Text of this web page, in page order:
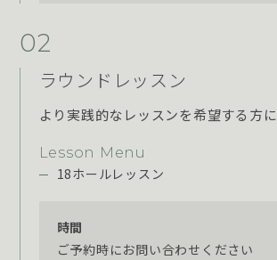
02
ラウンドレッスン
より実践的なレッスンを希望する方に
Lesson Menu
18ホールレッスン
時間
ご予約時にお問い合わせください